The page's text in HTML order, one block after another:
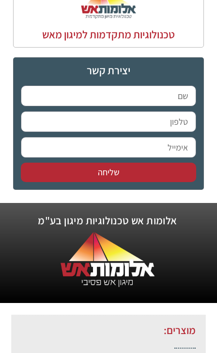
טכנולוגיות מתקדמות למיגון מאש
יצירת קשר
שליחה
אלומות אש טכנולוגיות מיגון בע"מ
מוצרים: